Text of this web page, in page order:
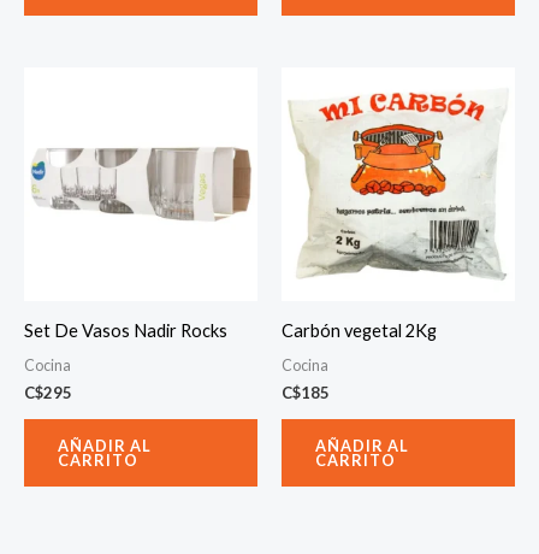
Set De Vasos Nadir Rocks
Cocina
C$295
AÑADIR AL
CARRITO
Carbón vegetal 2Kg
Cocina
C$185
AÑADIR AL
CARRITO